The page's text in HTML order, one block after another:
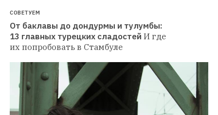
СОВЕТУЕМ
От баклавы до дондурмы и тулумбы:
13 главных турецких сладостей И где
их попробовать в Стамбуле